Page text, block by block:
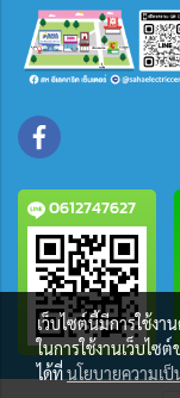
0612747627
เว็บไซต์นี้มีการใช้ง
ในการใช้งานเว็บไซ
ได้ที่นโยบายความเ